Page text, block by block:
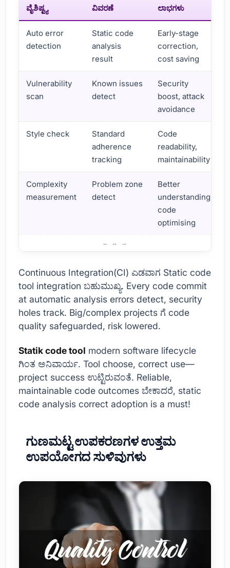
ವೈಶಿಷ್ಟ್ಯ ವಿವರಣೆ ಲಾಭಗಳು
Auto error
detection
Static code
analysis
result
Early-stage
correction,
cost saving
Vulnerability
scan
Known issues
detect
Security
boost, attack
avoidance
Style check
Standard
adherence
tracking
Code
readability,
maintainability
Complexity
measurement
Problem zone
detect
Better
understanding,
code
optimising
Continuous Integration(CI) ಎಡವಾಗ Static code
tool integration ಬಹುಮುಖ್ಯ. Every code commit
at automatic analysis errors detect, security
holes track. Big/complex projects ಗೆ code
quality safeguarded, risk lowered.
Statik code tool modern software lifecycle
ಗಿಂತ ಅನಿವಾರ್ಯ. Tool choose, correct use—
project success ಉಟ್ಟಿರುವಂತೆ. Reliable,
maintainable code outcomes ಬೇಕಾದರೆ, static
code analysis correct adoption is a must!
ಗುಣಮಟ್ಟ ಉಪಕರಣಗಳ ಉತ್ತಮ
ಉಪಯೋಗದ ಸುಳಿವುಗಳು